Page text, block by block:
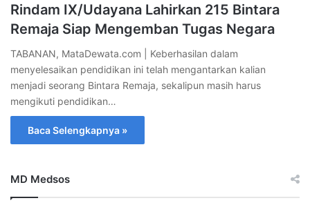
Rindam IX/Udayana Lahirkan 215 Bintara
Remaja Siap Mengemban Tugas Negara
TABANAN, MataDewata.com | Keberhasilan dalam
menyelesaikan pendidikan ini telah mengantarkan kalian
menjadi seorang Bintara Remaja, sekalipun masih harus
mengikuti pendidikan…
Baca Selengkapnya »
MD Medsos